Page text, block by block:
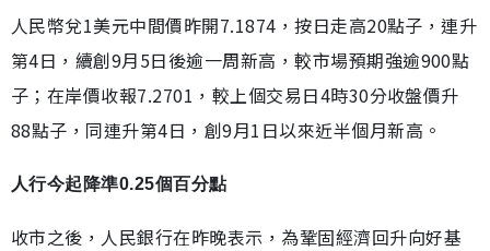
人民幣兌1美元中間價昨開7.1874，按日走高20點子，連升
第4日，續創9月5日後逾一周新高，較市場預期強逾900點
子；在岸價收報7.2701，較上個交易日4時30分收盤價升
88點子，同連升第4日，創9月1日以來近半個月新高。
人行今起降準0.25個百分點
收市之後，人民銀行在昨晚表示，為鞏固經濟回升向好基